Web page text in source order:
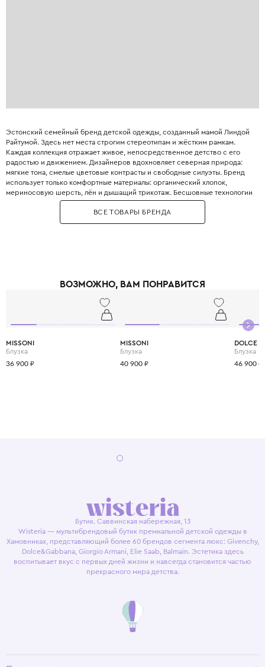
Эстонский семейный бренд детской одежды, созданный мамой Линдой
Райтумой. Здесь нет места строгим стереотипам и жёстким рамкам.
Каждая коллекция отражает живое, непосредственное детство с его
радостью и движением. Дизайнеров вдохновляет северная природа:
мягкие тона, смелые цветовые контрасты и свободные силуэты. Бренд
использует только комфортные материалы: органический хлопок,
мериносовую шерсть, лён и дышащий трикотаж. Бесшовные технологии
изготовления не раздражают нежную кожу даже во время активных игр.
Paade Mode следует принципам этичного производства и slow fashion.
Коллекции выпускаются ограниченными партиями. Эта одежда подходит
ВСЕ ТОВАРЫ БРЕНДА
ВОЗМОЖНО, ВАМ ПОНРАВИТСЯ
MISSONI
Блузка
36 900 ₽
MISSONI
Блузка
40 900 ₽
DOLCE
Блузка
46 900 ₽
Бутик. Саввинская набережная, 13
Wisteria — мультибрендовый бутик премиальной детской одежды в
Хамовниках, представляющий более 60 брендов сегмента люкс: Givenchy,
Dolce&Gabbana, Giorgio Armani, Elie Saab, Balmain. Эстетика здесь
воспитывает вкус с первых дней жизни и навсегда становится частью
прекрасного мира детства.